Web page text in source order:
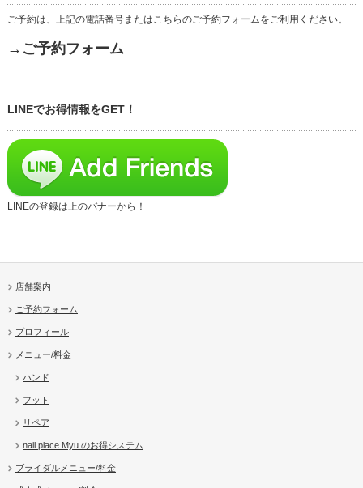
ご予約は、上記の電話番号またはこちらのご予約フォームをご利用ください。
→ご予約フォーム
LINEでお得情報をGET！
LINEの登録は上のバナーから！
店舗案内
ご予約フォーム
プロフィール
メニュー/料金
ハンド
フット
リペア
nail place Myu のお得システム
ブライダルメニュー/料金